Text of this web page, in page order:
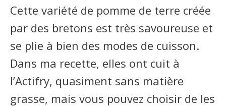
Cette variété de pomme de terre créée
par des bretons est très savoureuse et
se plie à bien des modes de cuisson.
Dans ma recette, elles ont cuit à
l’Actifry, quasiment sans matière
grasse, mais vous pouvez choisir de les